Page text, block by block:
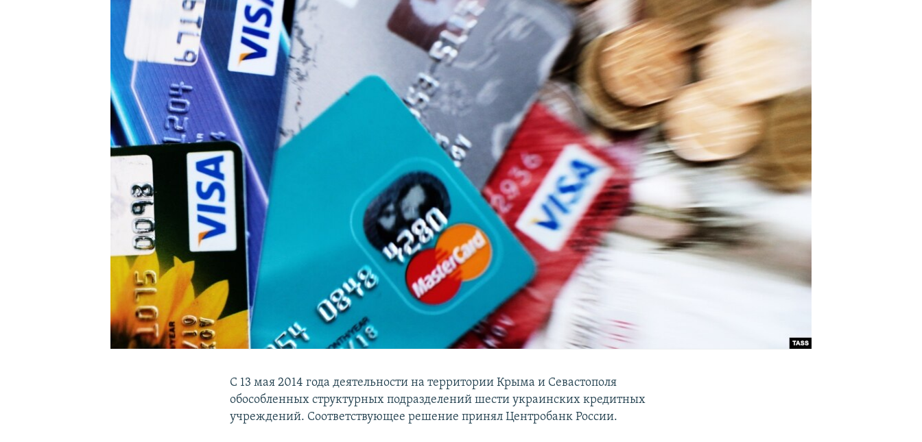
УКРАИНСКАЯ ПРОБЛЕМА КРЫМА
С 13 мая 2014 года деятельности на территории Крыма и Севастополя
обособленных структурных подразделений шести украинских кредитных
учреждений. Соответствующее решение принял Центробанк России.